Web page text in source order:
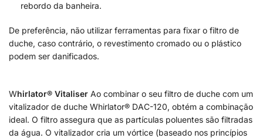
rebordo da banheira.
De preferência, não utilizar ferramentas para fixar o filtro de
duche, caso contrário, o revestimento cromado ou o plástico
podem ser danificados.
Whirlator® Vitaliser Ao combinar o seu filtro de duche com um
vitalizador de duche Whirlator® DAC-120, obtém a combinação
ideal. O filtro assegura que as partículas poluentes são filtradas
da água. O vitalizador cria um vórtice (baseado nos princípios